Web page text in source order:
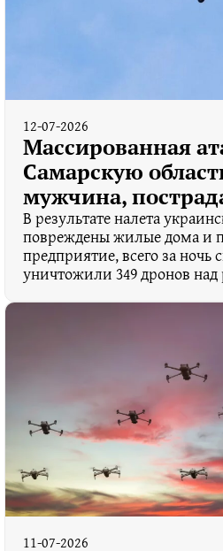
12-07-2026
Массированная
Самарскую
мужчина,
В результате налета
повреждены жилые дома и
предприятие, всего за ночь
уничтожили 349 дронов
11-07-2026